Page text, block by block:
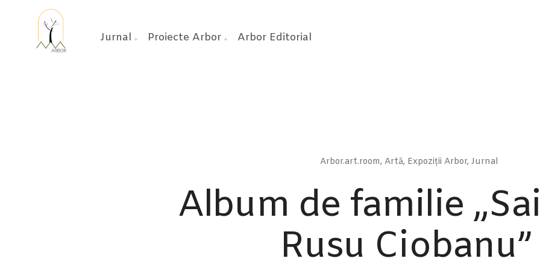
Jurnal Proiecte Arbor Arbor Editorial
Arbor.art.room, Artă, Expoziții Arbor, Jurnal
Album de familie
Rusu Ciobanu”